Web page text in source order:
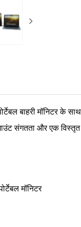
बाहरी मॉनिटर
संगतता और एक
मॉनिटर